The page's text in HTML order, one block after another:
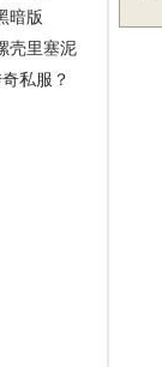
暗版
壳里塞泥
私服？